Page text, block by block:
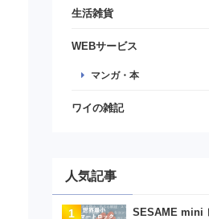
生活雑貨
WEBサービス
マンガ・本
ワイの雑記
人気記事
SESAME mini